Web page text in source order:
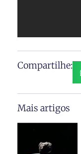
Compartilhe:
Mais artigos